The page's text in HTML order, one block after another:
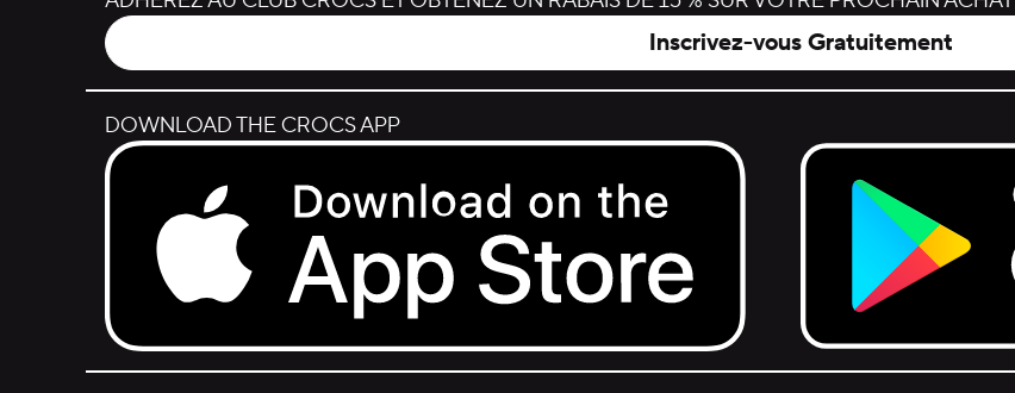
Inscrivez-vous Gratuitement
DOWNLOAD THE CROCS APP
Download on the App Store.
Get it on Google Play.